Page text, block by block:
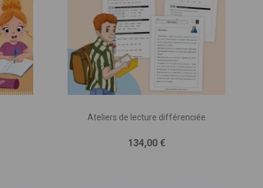
Ateliers de lecture différenciée
Prix
134,00 €